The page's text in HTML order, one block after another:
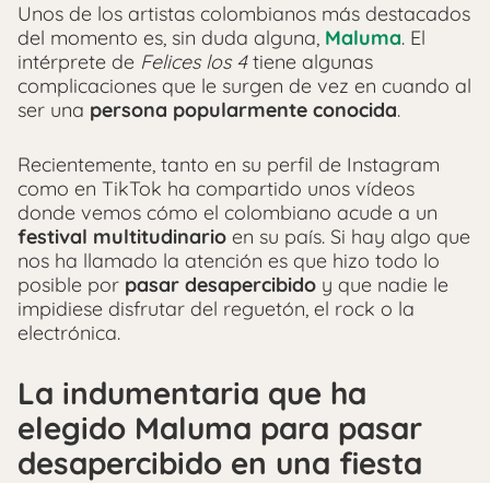
Unos de los artistas colombianos más destacados
del momento es, sin duda alguna, Maluma. El
intérprete de Felices los 4tiene algunas
complicaciones que le surgen de vez en cuando al
ser una persona popularmente conocida.
Recientemente, tanto en su perfil de Instagram
como en TikTok ha compartido unos vídeos
donde vemos cómo el colombiano acude a un
festival multitudinario en su país. Si hay algo que
nos ha llamado la atención es que hizo todo lo
posible por pasar desapercibido y que nadie le
impidiese disfrutar del reguetón, el rock o la
electrónica.
La indumentaria que ha
elegido Maluma para pasar
desapercibido en una fiesta